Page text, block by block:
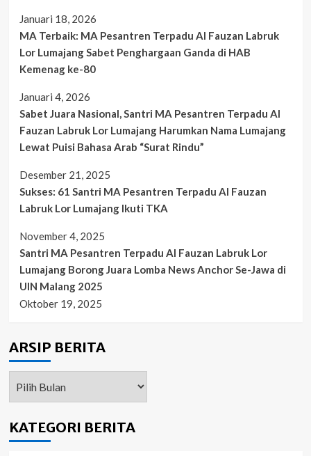
Januari 18, 2026
MA Terbaik: MA Pesantren Terpadu Al Fauzan Labruk
Lor Lumajang Sabet Penghargaan Ganda di HAB
Kemenag ke-80
Januari 4, 2026
Sabet Juara Nasional, Santri MA Pesantren Terpadu Al
Fauzan Labruk Lor Lumajang Harumkan Nama Lumajang
Lewat Puisi Bahasa Arab “Surat Rindu”
Desember 21, 2025
Sukses: 61 Santri MA Pesantren Terpadu Al Fauzan
Labruk Lor Lumajang Ikuti TKA
November 4, 2025
Santri MA Pesantren Terpadu Al Fauzan Labruk Lor
Lumajang Borong Juara Lomba News Anchor Se-Jawa di
UIN Malang 2025
Oktober 19, 2025
ARSIP BERITA
KATEGORI BERITA